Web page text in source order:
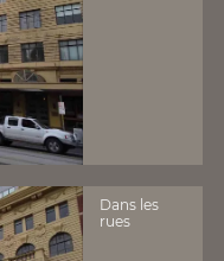
Dans les
rues